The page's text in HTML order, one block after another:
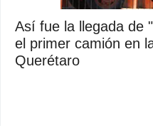
Así fue la llegada de
el primer camión en
Querétaro